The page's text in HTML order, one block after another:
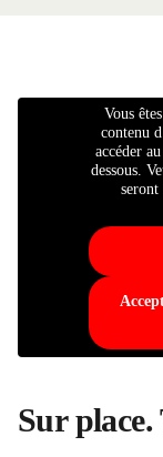
Vous
contenu
accéder
dessous.
seront
Sur